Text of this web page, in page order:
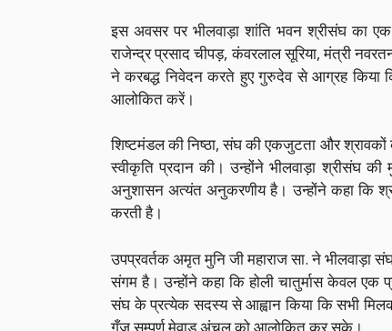
इस अवसर पर भीलवाड़ा शांति भवन श्रीसंघ का
राजेन्द्र प्रसाद चीपड़, कंवरलाल सूरिया, मंत्री
ने करबद्ध निवेदन करते हुए गुरुदेव से आग्रह किया
आलोकित करें।
शिष्टमंडल की निष्ठा, संघ की एकजुटता और श्रावकों
स्वीकृति प्रदान की। उन्होंने भीलवाड़ा श्रीसंघ
अनुशासन अत्यंत अनुकरणीय है। उन्होंने कहा कि
करती है।
उपप्रवर्तक अमृत मुनि जी महाराज सा. ने
संगम है। उन्होंने कहा कि होली चातुर्मास केवल एक
संघ के प्रत्येक सदस्य से आह्वान किया कि सभी